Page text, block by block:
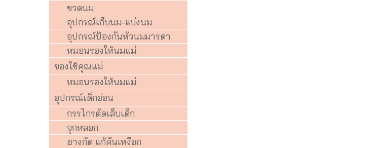
ขวดนม
อุปกรณ์เก็บนม-แบ่งนม
อุปกรณ์ป้องกันหัวนมมารดา
หมอนรองให้นมแม่
ของใช้คุณแม่
หมอนรองให้นมแม่
อุปกรณ์เด็กอ่อน
กรรไกรตัดเล็บเด็ก
จุกหลอก
ยางกัด แก้คันเหงือก